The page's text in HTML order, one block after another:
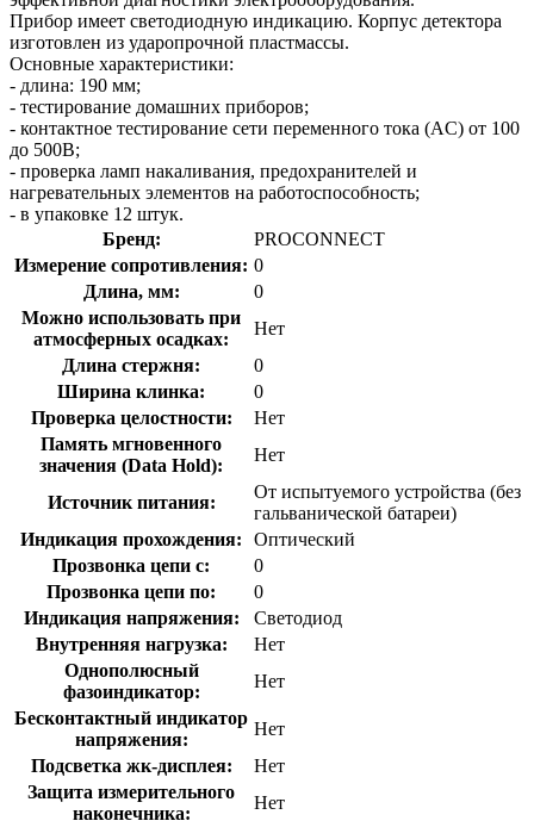
Прибор имеет светодиодную индикацию. Корпус детектора
изготовлен из ударопрочной пластмассы.
Основные характеристики:
- длина: 190 мм;
- тестирование домашних приборов;
- контактное тестирование сети переменного тока (AC) от 100
до 500В;
- проверка ламп накаливания, предохранителей и
нагревательных элементов на работоспособность;
- в упаковке 12 штук.
Бренд:
PROCONNECT
Измерение сопротивления: 0
Длина, мм:
0
Можно использовать при
атмосферных осадках:
Нет
Длина стержня:
0
Ширина клинка:
0
Проверка целостности:
Нет
Память мгновенного
значения (Data Hold):
Нет
Источник питания:
От испытуемого устройства (без
гальванической батареи)
Индикация прохождения:
Оптический
Прозвонка цепи с:
0
Прозвонка цепи по:
0
Индикация напряжения:
Светодиод
Внутренняя нагрузка:
Нет
Однополюсный
фазоиндикатор:
Нет
Бесконтактный индикатор
напряжения:
Нет
Подсветка жк-дисплея:
Нет
Защита измерительного
наконечника:
Нет